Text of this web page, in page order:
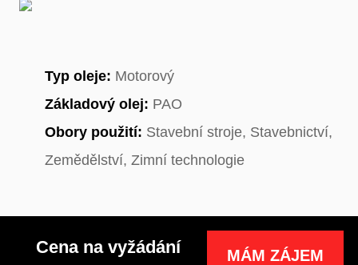
Typ oleje: Motorový
Základový olej: PAO
Obory použití: Stavební stroje, Stavebnictví,
Zemědělství, Zimní technologie
Cena na vyžádání MÁM ZÁJEM